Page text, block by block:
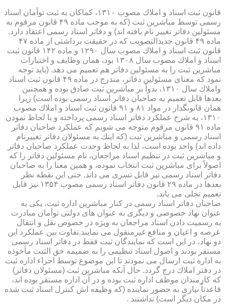
قانون ثبت اسناد و املاك مصوب ۱۳۱۰، كماكان به ثبت توأمان اسناد
رسمی توسط مباشرین ثبت (كه به موجب ماده ۴۹ قانون مرقوم به
مسئولین دفاتر تغییر نام یافته اند) و دفاتر اسناد رسمی اعتقاد دارد.
ماده ۴۹ قانون جدیدالتصویب كه در حقیقت برداشتی از ماده ۴۷
قانون ثبت اسناد و املاك مصوب سال ۱۲۹۰ و ماده ۱۴۲ قانون ثبت
اسناد و املاك مصوب سال ۱۳۰۸ بود، همان وظایف و اختیارات
مباشرین ثبت را به مسئولین دفاتر هم تعمیم می دهد. (باید توجه
نمود كه معنای مسئولین دفاتر، مندرج در ماده ۴۹ قانون ثبت اسناد
واملاك سال ۱۳۱۰، بدواً بر مباشرین ثبت صادق بوده و همچنین
بعدها قابل تعمیم به صاحبان دفاتر اسناد رسمی بوده است) زیرا
همان قانونگذار در مواد ۸۱ و ۹۱ قانون ثبت اسناد و املاك مصوب
۱۳۱۰، به شرح عملكرد دفاتر اسناد رسمی پرداخته و با لحاظ نمودن
ماده ۹۱ قانون مرقوم متوجه می شویم كه عملكرد صاحبان دفاتر
اسناد رسمی و مباشرین ثبت (كه اینك به مسئولان دفاتر تغییرنام
داده اند) واحد بوده است، لذا به لحاظ وحدت عملكرد صاحبان دفاتر
و مباشرین ثبت در تنظیم اسناد مراجعان، نام مسئولین دفاتر را كه
اصولاً برای مباشرین ثبت انتخاب نموده، و همین معنا را به صاحبان
دفاتر اسناد رسمی نیز قابل تسری می داند. حتی این نقطه نظر
بعدها در ماده ۲۹ قانون دفاتر اسناد رسمی مصوب ۱۳۵۴ نیز قابل
تعمیم تجلی می یابد.
صاحبان دفاتر اسناد رسمی در كنار مباشرین اداره ثبت، یكی به
عنوان نهاد خصوصی و دیگری به عنوان های دولتی توأمان مبادرت
به رسمیت دادن اسناد مراجعان به ویژه در خصوص نقل و انتقال
عرصه و اعیان و منافع غیرمنقول می نمایند.تفاوت بین عملكرد این
دو نهاد، در این است كه نمایندگان ثبت فقط در دفاتر اسناد رسمی
مستقر بودند و اصول اسناد تنظیمی را به ضمیمه حق الثبت مأخوذه
به اداره ثبت ارسال می نمودند تا این موضوع توسط اجزاء اداره ثبت
در دفتر املاك درج گردد. حال آنكه مباشرین ثبت (مسئولان دفاتر)
كه كارمندان موظف اداره ثبت بوده و در آن اداره مستقر بوده اند،
قاعدتاً نیازی به حضور نماینده (كه وظیفه اش كنترل اسناد ثبت شده
در مكان دیگر است) نداشتند .